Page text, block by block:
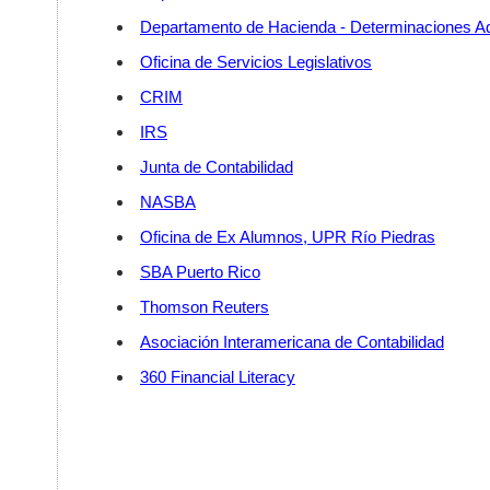
Departamento de Hacienda - Determinaciones
Oficina de Servicios Legislativos
CRIM
IRS
Junta de Contabilidad
NASBA
Oficina de Ex Alumnos, UPR Río Piedras
SBA Puerto Rico
Thomson Reuters
Asociación Interamericana de Contabilidad
360 Financial Literacy